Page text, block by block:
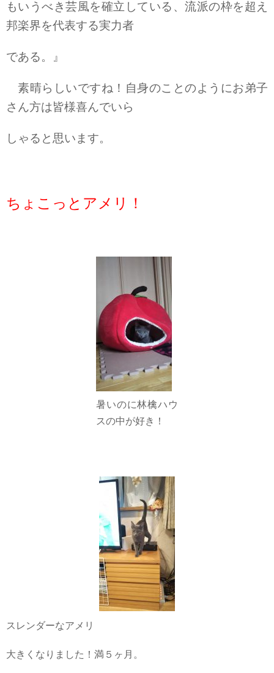
もいうべき芸風を確立している、流派の枠を超え
邦楽界を代表する実力者
である。』
素晴らしいですね！自身のことのようにお弟子
さん方は皆様喜んでいら
しゃると思います。
ちょこっとアメリ！
暑いのに林檎ハウ
スの中が好き！
スレンダーなアメリ
大きくなりました！満５ヶ月。